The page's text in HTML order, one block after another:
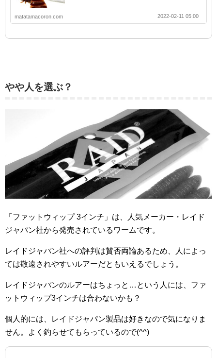
matatamacoron.com 2022-02-11 05:00
やや人を選ぶ？
「ファットウィップ 3インチ」は、人気メーカー・レイド
ジャパン社から発売されているワームです。
レイドジャパン社への評判は賛否両論あるため、人によっ
ては敬遠されやすいルアーだともいえるでしょう。
レイドジャパンのルアーはちょっと…という人には、ファ
ットウィップ3インチは合わないかも？
個人的には、レイドジャパン製品は好きなので気になりま
せん。よく釣らせてもらっているので(^^)